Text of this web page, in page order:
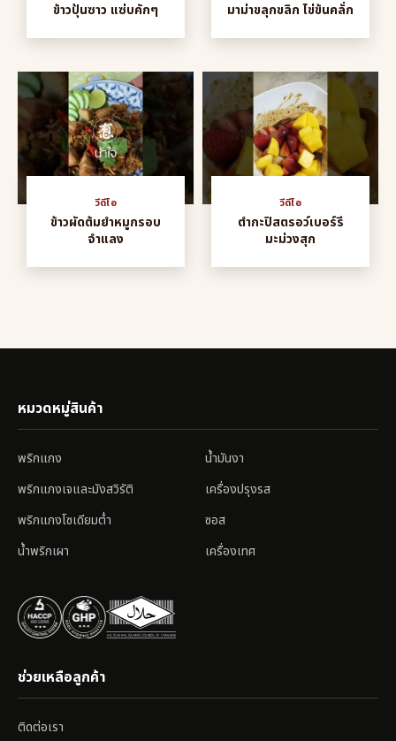
ข้าวปุ้นซาว แซ่บคักๆ มาม่าขลุกขลิก ไข่ข้นคลั่ก
วีดีโอ
ข้าวผัดต้มยำหมูกรอบ
จำแลง
วีดีโอ
ตำกะปิสตรอว์เบอร์รี
มะม่วงสุก
หมวดหมู่สินค้า
พริกแกง
พริกแกงเจและมังสวิรัติ
พริกแกงโซเดียมต่ำ
น้ำพริกเผา
น้ำมันงา
เครื่องปรุงรส
ซอส
เครื่องเทศ
ช่วยเหลือลูกค้า
ติดต่อเรา